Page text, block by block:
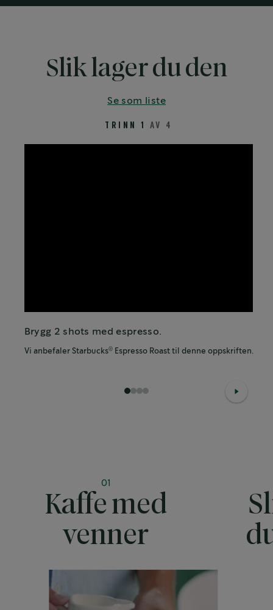
Slik lager du den
Se som liste
TRINN 1 AV 4
Brygg 2 shots med espresso.
Vi anbefaler Starbucks®Espresso Roast til denne oppskriften.
1 23
01
Kaffe med
venner